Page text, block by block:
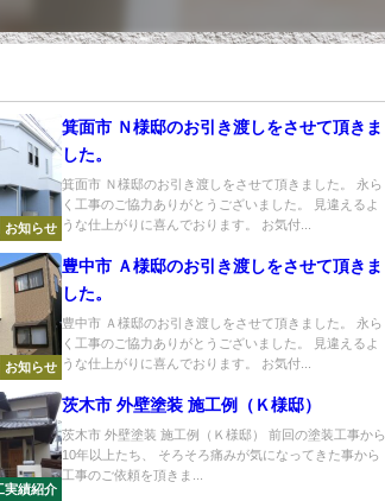
お知らせ
箕面市 Ｎ様邸のお引き渡しをさせて頂きま
した。
箕面市 Ｎ様邸のお引き渡しをさせて頂きました。 永ら
く工事のご協力ありがとうございました。 見違えるよ
うな仕上がりに喜んでおります。 お気付...
お知らせ
豊中市 Ａ様邸のお引き渡しをさせて頂きま
した。
豊中市 Ａ様邸のお引き渡しをさせて頂きました。 永ら
く工事のご協力ありがとうございました。 見違えるよ
うな仕上がりに喜んでおります。 お気付...
実績紹介
茨木市 外壁塗装 施工例（Ｋ様邸）
茨木市 外壁塗装 施工例（Ｋ様邸） 前回の塗装工事から
10年以上たち、 そろそろ痛みが気になってきた事から
工事のご依頼を頂きま...